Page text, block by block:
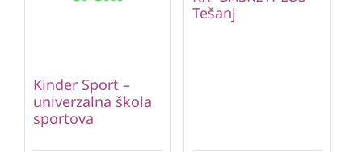
Kinder Sport –
univerzalna škola
sportova
Tešanj